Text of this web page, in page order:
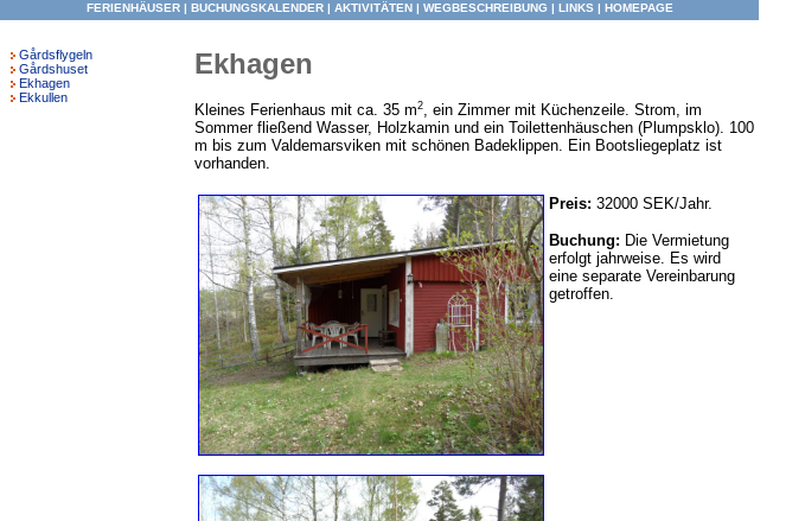
FERIENHÄUSER| BUCHUNGSKALENDER| AKTIVITÄTEN| WEGBESCHREIBUNG | LINKS| HOMEPAGE
Gårdsflygeln
Gårdshuset
Ekhagen
Ekkullen
Ekhagen
Kleines Ferienhaus mit ca. 35 m2, ein Zimmer mit Küchenzeile. Strom, im
Sommer fließend Wasser, Holzkamin und ein Toilettenhäuschen (Plumpsklo). 100
m bis zum Valdemarsviken mit schönen Badeklippen. Ein Bootsliegeplatz ist
vorhanden.
Preis: 32000 SEK/Jahr.
Buchung: Die Vermietung
erfolgt jahrweise. Es wird
eine separate Vereinbarung
getroffen.